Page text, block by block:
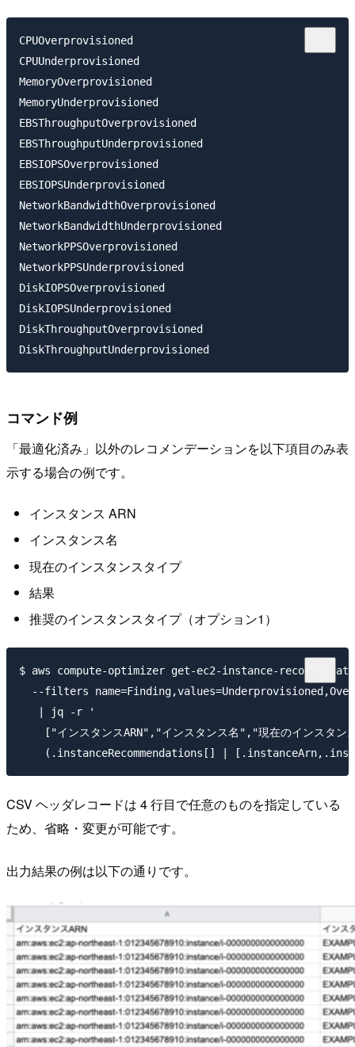
CPUOverprovisioned
CPUUnderprovisioned
MemoryOverprovisioned
MemoryUnderprovisioned
EBSThroughputOverprovisioned
EBSThroughputUnderprovisioned
EBSIOPSOverprovisioned
EBSIOPSUnderprovisioned
NetworkBandwidthOverprovisioned
NetworkBandwidthUnderprovisioned
NetworkPPSOverprovisioned
NetworkPPSUnderprovisioned
DiskIOPSOverprovisioned
DiskIOPSUnderprovisioned
DiskThroughputOverprovisioned
コマンド例
「最適化済み」以外のレコメンデーションを以下項目のみ表
示する場合の例です。
インスタンス ARN
インスタンス名
現在のインスタンスタイプ
結果
推奨のインスタンスタイプ（オプション1）
$ aws compute-optimizer get-ec2-instance-
--filters
   | jq -r '
["インスタンスARN","インスタンス名","現在のインスタン
CSV ヘッダレコードは 4 行目で任意のものを指定している
ため、省略・変更が可能です。
出力結果の例は以下の通りです。